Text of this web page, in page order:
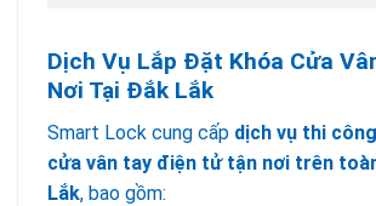
Dịch Vụ Lắp Đặt Khóa Cửa
Nơi Tại Đắk Lắk
Smart Lock cung cấp dịch vụ thi
cửa vân tay điện tử tận nơi trên
Lắk, bao gồm: